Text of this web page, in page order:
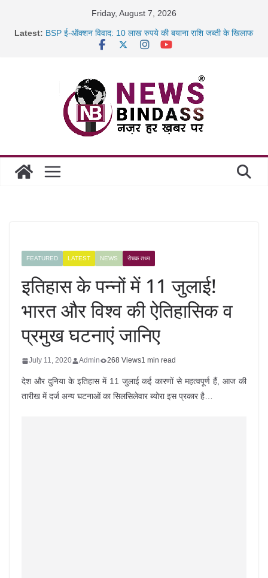
Friday, August 7, 2026
Latest: BSP ई-ऑक्शन विवाद: 10 लाख रुपये की बयाना राशि जब्ती के खिलाफ
साइबर ठगी पर दुर्ग पुलिस का बड़ा एक्शन: 13 म्यूल बैंक खाताधारक
गिरफ्तार
FEATURED LATEST NEWS रोचक तथ्य
इतिहास के पन्नों में 11 जुलाई!
भारत और विश्व की ऐतिहासिक व
प्रमुख घटनाएं जानिए
July 11, 2020 Admin 268 Views1 min read
देश और दुनिया के इतिहास में 11 जुलाई कई कारणों से महत्वपूर्ण हैं, आज की
तारीख में दर्ज अन्य घटनाओं का सिलसिलेवार ब्योरा इस प्रकार है…